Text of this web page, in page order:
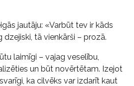
jautāju: «Varbūt tev ir kāds
dzejiski, tā vienkārši – prozā.
laimīgi – vajag veselību,
un būt novērtētam. Izejot
ka cilvēks var izdarīt kaut